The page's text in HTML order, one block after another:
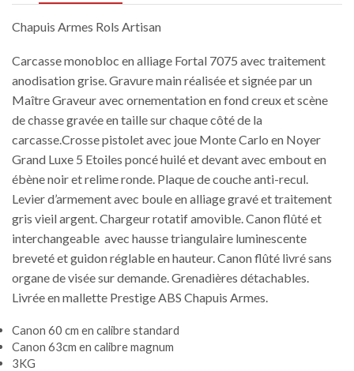
Chapuis Armes Rols Artisan
Carcasse monobloc en alliage Fortal 7075 avec traitement
anodisation grise. Gravure main réalisée et signée par un
Maître Graveur avec ornementation en fond creux et scène
de chasse gravée en taille sur chaque côté de la
carcasse.Crosse pistolet avec joue Monte Carlo en Noyer
Grand Luxe 5 Etoiles poncé huilé et devant avec embout en
ébène noir et relime ronde. Plaque de couche anti-recul.
Levier d’armement avec boule en alliage gravé et traitement
gris vieil argent. Chargeur rotatif amovible. Canon flûté et
interchangeable avec hausse triangulaire luminescente
breveté et guidon réglable en hauteur. Canon flûté livré sans
organe de visée sur demande. Grenadières détachables.
Livrée en mallette Prestige ABS Chapuis Armes.
Canon 60 cm en calibre standard
Canon 63cm en calibre magnum
3KG